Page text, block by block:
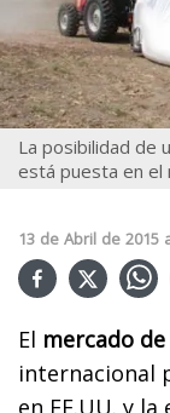
La posibilidad de
está puesta en el
13 de Abril de 2015
El mercado
internacional
en EE.UU. y